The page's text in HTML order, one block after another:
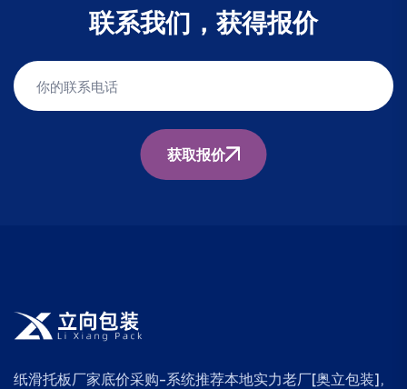
联系我们，获得报价
获取报价
纸滑托板厂家底价采购-系统推荐本地实力老厂[奥立包装],